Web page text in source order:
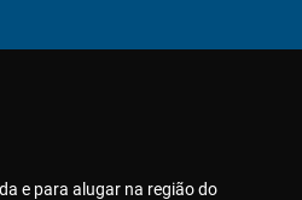
e para alugar na região do